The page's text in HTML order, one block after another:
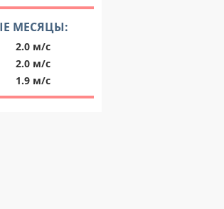
МЕСЯЦЫ:
2.0 м/с
2.0 м/с
1.9 м/с